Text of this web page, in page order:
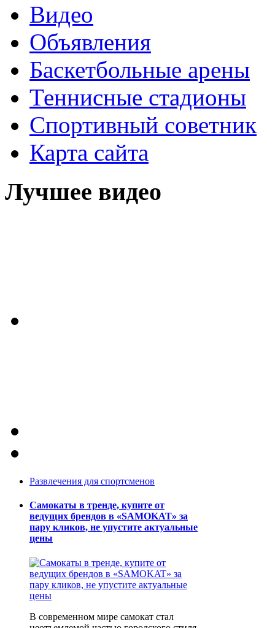
Видео
Объявления
Баскетбольные арены
Теннисные стадионы
Спортивный советник
Карта сайта
Лучшее видео
Развлечения для спортсменов
Самокаты в тренде, купите от
ведущих брендов в «SAMOKAT» за
пару кликов, не упустите актуальные
цены
В современном мире самокат стал